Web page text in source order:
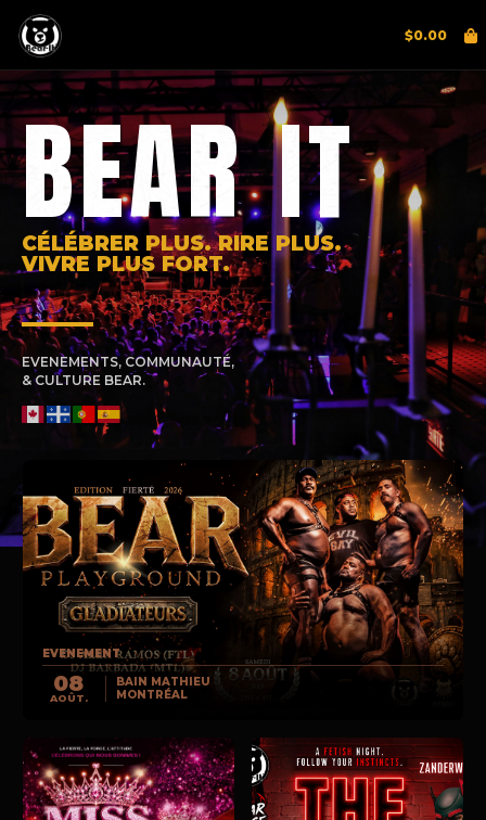
$0.00
BEAR IT
CÉLÉBRER PLUS. RIRE PLUS.
VIVRE PLUS FORT.
EVENEMENTS, COMMUNAUTÉ,
& CULTURE BEAR.
EVENEMENT
08
AOÛT.
BAIN MATHIEU
MONTRÉAL